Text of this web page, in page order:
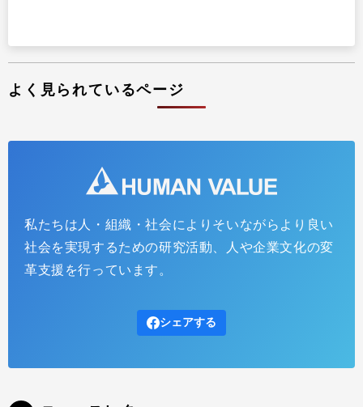
よく見られているページ
私たちは人・組織・社会によりそいながらより良い
社会を実現するための研究活動、人や企業文化の変
革支援を行っています。
シェアする